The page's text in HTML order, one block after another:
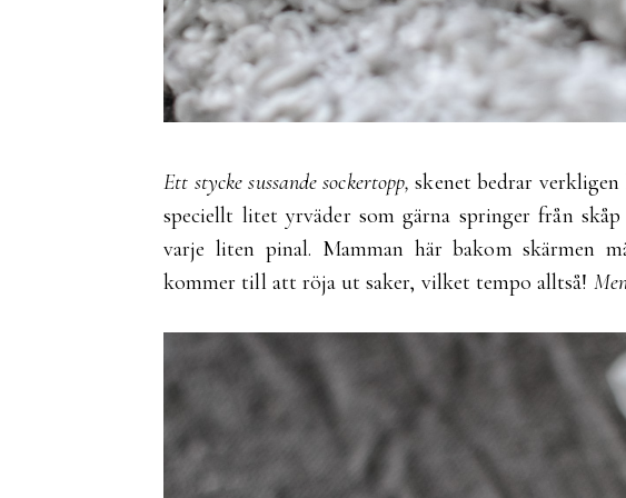
Ett stycke sussande sockertopp,skenet bedrar
speciellt litet yrväder som gärna springer från
varje liten pinal. Mamman här bakom skärmen
kommer till att röja ut saker, vilket tempo alltså!